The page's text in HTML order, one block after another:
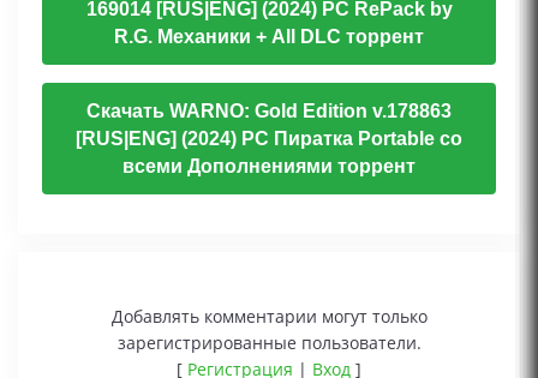
169014 [RUS|ENG] (2024) PC RePack by
R.G. Механики + All DLC торрент
Скачать WARNO: Gold Edition v.178863
[RUS|ENG] (2024) PC Пиратка Portable со
всеми Дополнениями торрент
Добавлять комментарии могут только
зарегистрированные пользователи.
[ Регистрация | Вход ]